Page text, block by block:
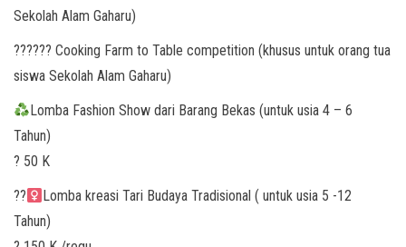
Sekolah Alam Gaharu)
??‍???‍? Cooking Farm to Table competition (khusus untuk orang tua
siswa Sekolah Alam Gaharu)
Lomba Fashion Show dari Barang Bekas (untuk usia 4 – 6
Tahun)
? 50 K
??‍
Lomba kreasi Tari Budaya Tradisional ( untuk usia 5 -12
Tahun)